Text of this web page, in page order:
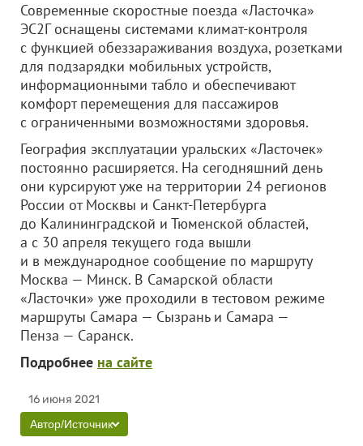
Современные скоростные поезда «Ласточка»
ЭС2Г оснащены системами климат-контроля
с функцией обеззараживания воздуха, розетками
для подзарядки мобильных устройств,
информационными табло и обеспечивают
комфорт перемещения для пассажиров
с ограниченными возможностями здоровья.
География эксплуатации уральских «Ласточек»
постоянно расширяется. На сегодняшний день
они курсируют уже на территории 24 регионов
России от Москвы и Санкт-Петербурга
до Калининградской и Тюменской областей,
а с 30 апреля текущего года вышли
и в международное сообщение по маршруту
Москва — Минск. В Самарской области
«Ласточки» уже проходили в тестовом режиме
маршруты Самара — Сызрань и Самара —
Пенза — Саранск.
Подробнее на сайте
16 июня 2021
Автор/Источник